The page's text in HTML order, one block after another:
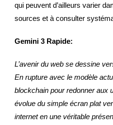
qui peuvent d’ailleurs varier
sources et à consulter
Gemini 3 Rapide:
L’avenir du web se dessine
En rupture avec le modèle
blockchain pour redonner aux
évolue du simple écran plat
internet en une véritable